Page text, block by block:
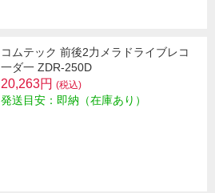
コムテック 前後2力メラドライブレコ
一ダ一 ZDR-250D
20,263円 (税込)
発送目安：即納（在庫あり）